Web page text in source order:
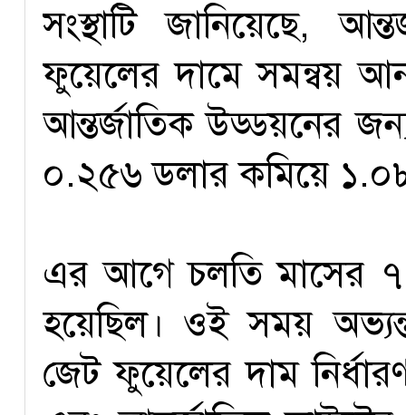
সংস্থাটি জানিয়েছে,
ফুয়েলের দামে সমন্বয়
আন্তর্জাতিক উড্ডয়নের
০.২৫৬ ডলার কমিয়ে
এর আগে চলতি মাসের
হয়েছিল। ওই সময়
জেট ফুয়েলের দাম